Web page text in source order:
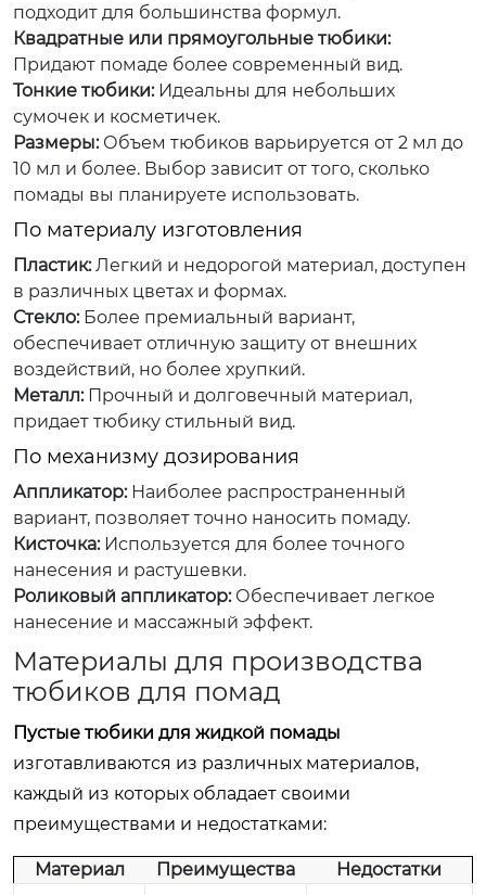
подходит для большинства формул.
Квадратные или прямоугольные тюбики:
Придают помаде более современный вид.
Тонкие тюбики:Идеальны для небольших
сумочек и косметичек.
Размеры:Объем тюбиков варьируется от 2 мл до
10 мл и более. Выбор зависит от того, сколько
помады вы планируете использовать.
По материалу изготовления
Пластик:Легкий и недорогой материал, доступен
в различных цветах и формах.
Стекло:Более премиальный вариант,
обеспечивает отличную защиту от внешних
воздействий, но более хрупкий.
Металл:Прочный и долговечный материал,
придает тюбику стильный вид.
По механизму дозирования
Аппликатор:Наиболее распространенный
вариант, позволяет точно наносить помаду.
Кисточка:Используется для более точного
нанесения и растушевки.
Роликовый аппликатор:Обеспечивает легкое
нанесение и массажный эффект.
Материалы для производства
тюбиков для помад
Пустые тюбики для жидкой помады
изготавливаются из различных материалов,
каждый из которых обладает своими
преимуществами и недостатками:
Материал Преимущества Недостатки